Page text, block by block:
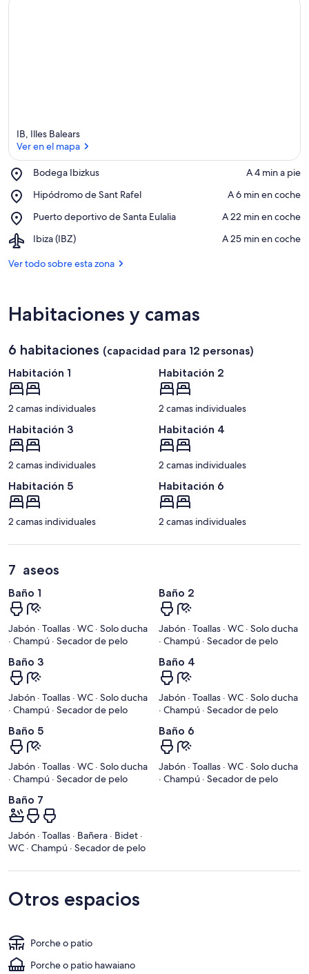
IB, Illes Balears
Ver en el mapa
Bodega Ibizkus
Place,
Ibizkus
‪A 4 min a pie‬
Hipódromo de Sant Rafel
Place,
de
Rafel
‪A 6 min en coche‬
Puerto deportivo de Santa Eulalia
Place,
deportivo
Santa
‪A 22 min en coche‬
Ibiza (IBZ)
Airport,
(IBZ)
‪A 25 min en coche‬
Ver todo sobre esta zona
Habitaciones y camas
6 habitaciones (capacidad para 12 personas)
Habitación 1
2 camas individuales
Habitación 2
2 camas individuales
Habitación 3
2 camas individuales
Habitación 4
2 camas individuales
Habitación 5
2 camas individuales
Habitación 6
2 camas individuales
7 aseos
Baño 1
Jabón · Toallas · WC · Solo ducha
· Champú · Secador de pelo
Baño 2
Jabón · Toallas · WC · Solo ducha
· Champú · Secador de pelo
Baño 3
Jabón · Toallas · WC · Solo ducha
· Champú · Secador de pelo
Baño 4
Jabón · Toallas · WC · Solo ducha
· Champú · Secador de pelo
Baño 5
Jabón · Toallas · WC · Solo ducha
· Champú · Secador de pelo
Baño 6
Jabón · Toallas · WC · Solo ducha
· Champú · Secador de pelo
Baño 7
Jabón · Toallas · Bañera · Bidet ·
WC · Champú · Secador de pelo
Otros espacios
Porche o patio
Porche o patio hawaiano